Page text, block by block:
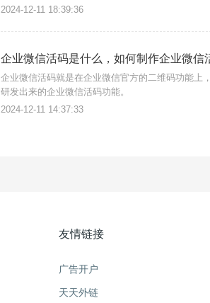
添加好友自动建群如何实现？摩尔微客活码功能支
2024-12-11 18:39:36
企业微信活码是什么，如何制作企业微信
企业微信活码就是在企业微信官方的二维码功能上
研发出来的企业微信活码功能。
2024-12-11 14:37:33
友情链接
广告开户
天天外链